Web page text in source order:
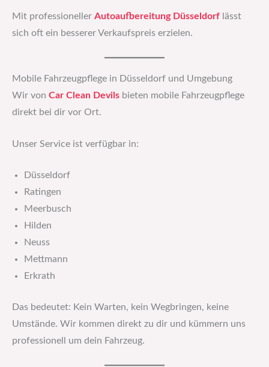
Mit professioneller Autoaufbereitung Düsseldorf lässt
sich oft ein besserer Verkaufspreis erzielen.
Mobile Fahrzeugpflege in Düsseldorf und Umgebung
Wir von Car Clean Devils bieten mobile Fahrzeugpflege
direkt bei dir vor Ort.
Unser Service ist verfügbar in:
Düsseldorf
Ratingen
Meerbusch
Hilden
Neuss
Mettmann
Erkrath
Das bedeutet: Kein Warten, kein Wegbringen, keine
Umstände. Wir kommen direkt zu dir und kümmern uns
professionell um dein Fahrzeug.